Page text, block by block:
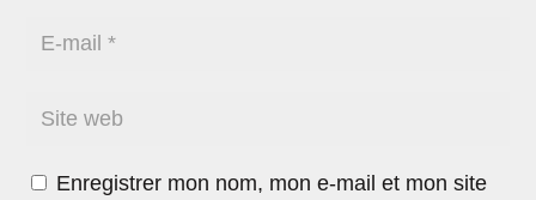
Enregistrer mon nom, mon e-mail et mon site